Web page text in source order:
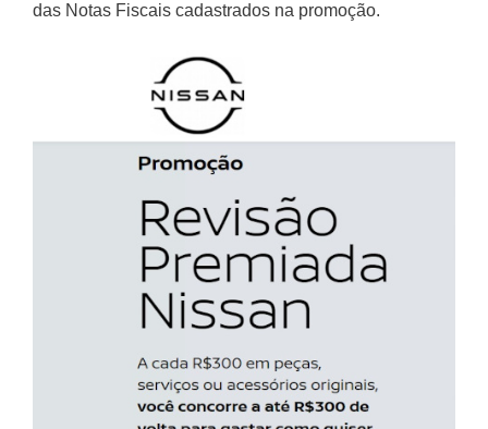
das Notas Fiscais cadastrados na promoção.